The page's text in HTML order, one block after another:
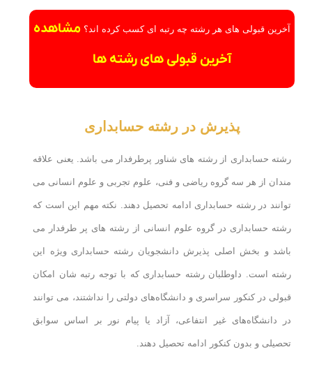
آخرین قبولی های هر رشته چه رتبه ای کسب کرده اند؟ مشاهده
آخرین قبولی های رشته ها
پذیرش در رشته حسابداری
رشته حسابداری از رشته های شناور پرطرفدار می باشد. یعنی علاقه
مندان از هر سه گروه ریاضی و فنی، علوم تجربی و علوم انسانی می
توانند در رشته حسابداری ادامه تحصیل دهند. نکته مهم این است که
رشته حسابداری در گروه علوم انسانی از رشته های پر طرفدار می
باشد و بخش اصلی پذیرش دانشجویان رشته حسابداری ویژه این
رشته است. داوطلبان رشته حسابداری که با توجه رتبه شان امکان
قبولی در کنکور سراسری و دانشگاه‌های دولتی را نداشتند، می توانند
در دانشگاه‌های غیر انتفاعی، آزاد یا پیام نور بر اساس سوابق
تحصیلی و بدون کنکور ادامه تحصیل دهند.